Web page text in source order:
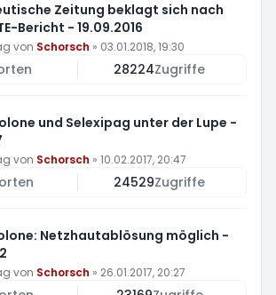
Zeitung beklagt sich nach
Bericht - 19.09.2016
von Schorsch » 03.01.2018, 19:30
28224Zugriffe
und Selexipag unter der Lupe -
von Schorsch » 10.02.2017, 20:47
24529Zugriffe
Netzhautablösung möglich -
von Schorsch » 26.01.2017, 20:27